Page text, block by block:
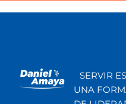
SERVIR ES
UNA